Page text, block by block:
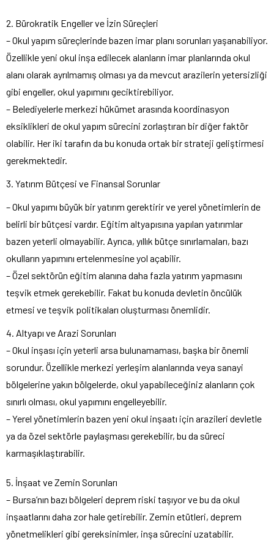
2. Bürokratik Engeller ve İzin Süreçleri
– Okul yapım süreçlerinde bazen imar planı sorunları yaşanabiliyor.
Özellikle yeni okul inşa edilecek alanların imar planlarında okul
alanı olarak ayrılmamış olması ya da mevcut arazilerin yetersizliği
gibi engeller, okul yapımını geciktirebiliyor.
– Belediyelerle merkezi hükümet arasında koordinasyon
eksiklikleri de okul yapım sürecini zorlaştıran bir diğer faktör
olabilir. Her iki tarafın da bu konuda ortak bir strateji geliştirmesi
gerekmektedir.
3. Yatırım Bütçesi ve Finansal Sorunlar
– Okul yapımı büyük bir yatırım gerektirir ve yerel yönetimlerin de
belirli bir bütçesi vardır. Eğitim altyapısına yapılan yatırımlar
bazen yeterli olmayabilir. Ayrıca, yıllık bütçe sınırlamaları, bazı
okulların yapımını ertelenmesine yol açabilir.
– Özel sektörün eğitim alanına daha fazla yatırım yapmasını
teşvik etmek gerekebilir. Fakat bu konuda devletin öncülük
etmesi ve teşvik politikaları oluşturması önemlidir.
4. Altyapı ve Arazi Sorunları
– Okul inşası için yeterli arsa bulunamaması, başka bir önemli
sorundur. Özellikle merkezi yerleşim alanlarında veya sanayi
bölgelerine yakın bölgelerde, okul yapabileceğiniz alanların çok
sınırlı olması, okul yapımını engelleyebilir.
– Yerel yönetimlerin bazen yeni okul inşaatı için arazileri devletle
ya da özel sektörle paylaşması gerekebilir, bu da süreci
karmaşıklaştırabilir.
5. İnşaat ve Zemin Sorunları
– Bursa’nın bazı bölgeleri deprem riski taşıyor ve bu da okul
inşaatlarını daha zor hale getirebilir. Zemin etütleri, deprem
yönetmelikleri gibi gereksinimler, inşa sürecini uzatabilir.